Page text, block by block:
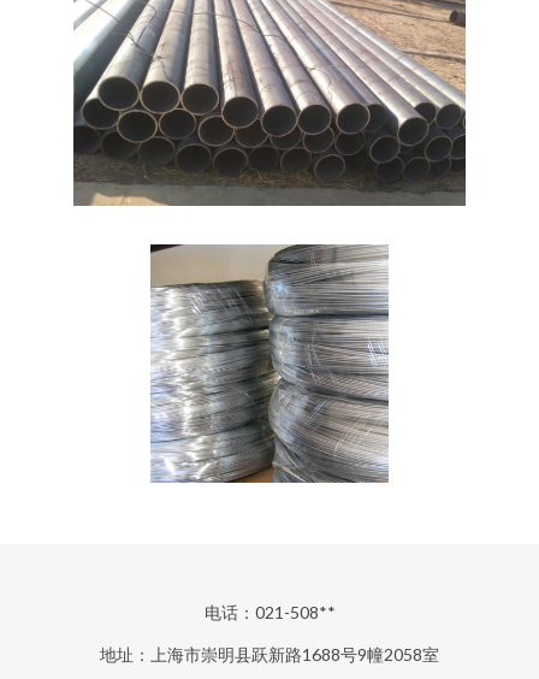
电话：021-508**
地址：上海市崇明县跃新路1688号9幢2058室